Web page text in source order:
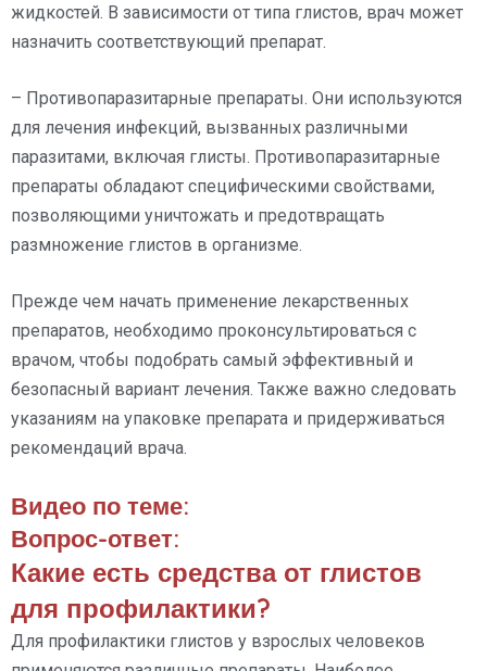
жидкостей. В зависимости от типа глистов, врач может
назначить соответствующий препарат.
– Противопаразитарные препараты. Они используются
для лечения инфекций, вызванных различными
паразитами, включая глисты. Противопаразитарные
препараты обладают специфическими свойствами,
позволяющими уничтожать и предотвращать
размножение глистов в организме.
Прежде чем начать применение лекарственных
препаратов, необходимо проконсультироваться с
врачом, чтобы подобрать самый эффективный и
безопасный вариант лечения. Также важно следовать
указаниям на упаковке препарата и придерживаться
рекомендаций врача.
Видео по теме:
Вопрос-ответ:
Какие есть средства от глистов
для профилактики?
Для профилактики глистов у взрослых человеков